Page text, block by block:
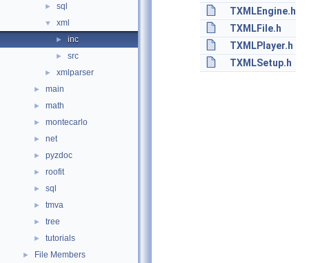
► sql
▼ xml
► inc
► src
► xmlparser
► main
► math
► montecarlo
► net
► pyzdoc
► roofit
► sql
► tmva
► tree
► tutorials
► File Members
TXMLEngine.h
TXMLFile.h
TXMLPlayer.h
TXMLSetup.h